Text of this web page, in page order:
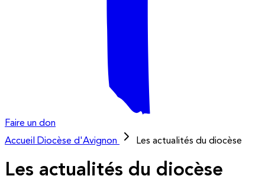
Faire un don
Accueil
Diocèse d'Avignon Les actualités du diocèse
Les actualités du diocèse